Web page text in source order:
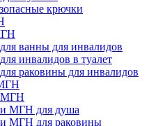
крючки
ванны для инвалидов
инвалидов в туалет
раковины для инвалидов
МГН
МГН для душа
МГН для раковины